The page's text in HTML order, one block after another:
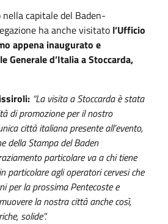
capitale del Baden-
ha anche visitato l’Ufficio
appena inaugurato e
Generale d’Italia a Stoccarda,
“La visita a Stoccarda è stata
di promozione per il nostro
città italiana presente all’evento,
della Stampa del Baden
particolare va a chi tiene
particolare agli operatori cervesi che
per la prossima Pentecoste e
la nostra città anche così,
solide”.